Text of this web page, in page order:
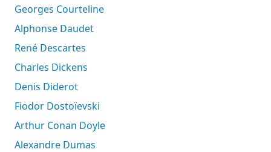
Georges Courteline
Alphonse Daudet
René Descartes
Charles Dickens
Denis Diderot
Fiodor Dostoïevski
Arthur Conan Doyle
Alexandre Dumas